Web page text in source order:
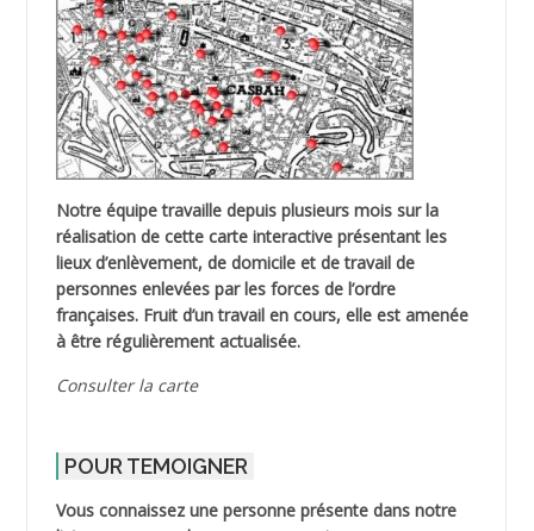
Notre équipe travaille depuis plusieurs mois sur la
réalisation de cette carte interactive présentant les
lieux d’enlèvement, de domicile et de travail de
personnes enlevées par les forces de l’ordre
françaises. Fruit d’un travail en cours, elle est amenée
à être régulièrement actualisée.
Consulter la carte
POUR TEMOIGNER
Vous connaissez une personne présente dans notre